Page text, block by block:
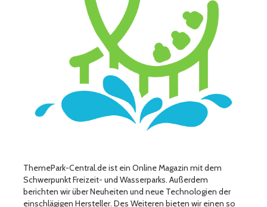
ThemePark-Central.de ist ein Online Magazin mit dem
Schwerpunkt Freizeit- und Wasserparks. Außerdem
berichten wir über Neuheiten und neue Technologien der
einschlägigen Hersteller. Des Weiteren bieten wir einen so